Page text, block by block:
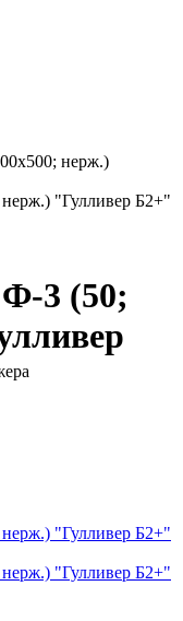
нерж.)
3 (50;